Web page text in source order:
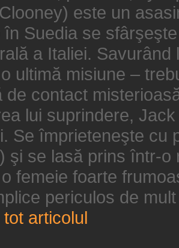
este un
în Suedia se
a Italiei.
ultimă misiune –
de contact
lui suprindere,
Se împrieteneşte cu
şi se lasă prins într-
femeie foarte
periculos de
articolul